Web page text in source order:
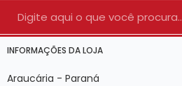
INFORMAÇÕES DA LOJA
Araucária - Paraná